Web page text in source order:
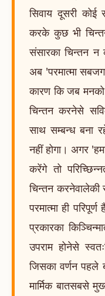
सिवाय दूसरी कोई
करके कुछ भी
संसारका चिन्तन
अब 'परमात्मा
कारण कि जब मनको
चिन्तन करनेसे
साथ सम्बन्ध बना
नहीं होगा। अगर
करेंगे तो
चिन्तन
परमात्मा ही
प्रकारका
उपराम होनेसे
जिसका वर्णन पहले
मार्मिक बातसबसे